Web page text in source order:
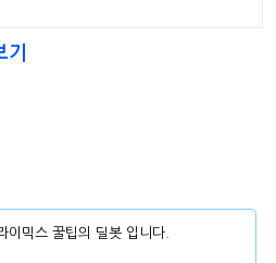
이믹스 꿀팁의 딜봇 입니다.